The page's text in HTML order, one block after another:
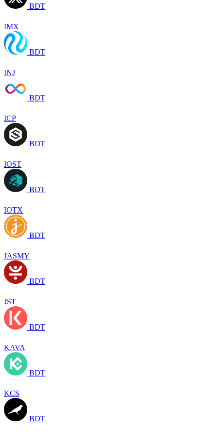
BDT
IMX
BDT
INJ
BDT
ICP
BDT
IOST
BDT
IOTX
BDT
JASMY
BDT
JST
BDT
KAVA
BDT
KCS
BDT